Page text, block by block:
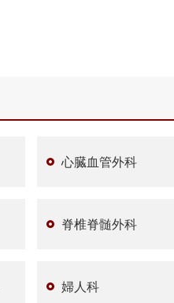
心臓血管外科
脊椎脊髄外科
婦人科